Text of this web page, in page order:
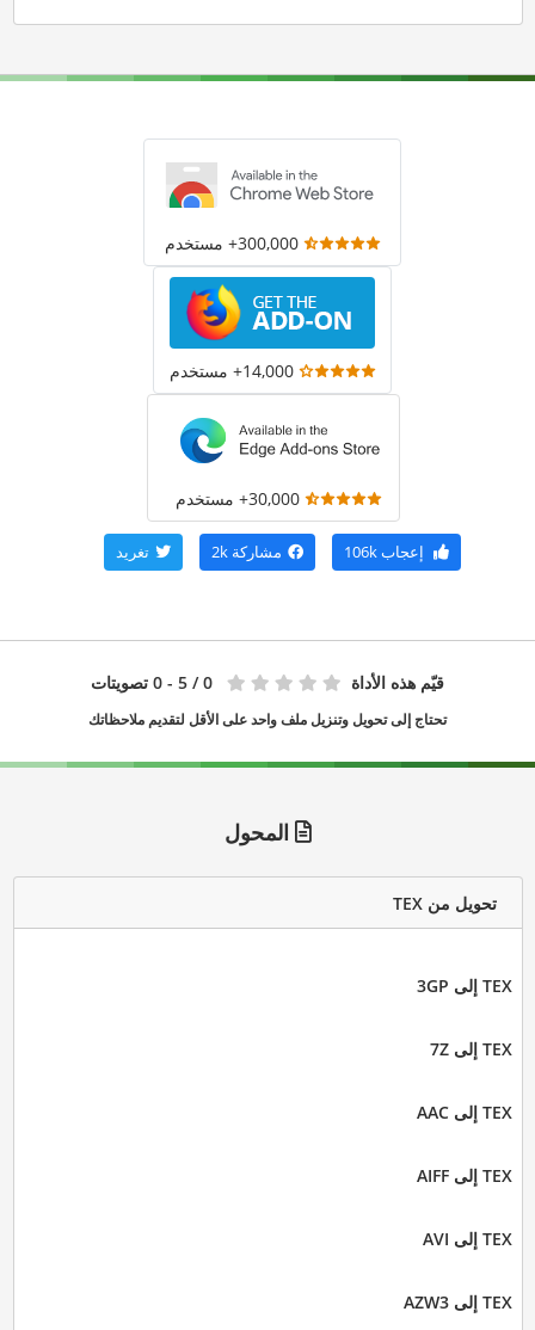
300,000+ مستخدم
14,000+ مستخدم
30,000+ مستخدم
إعجاب106k مشاركة 2k تغريد
قيّم هذه الأداة 0 / 5 - 0 تصويتات
تحتاج إلى تحويل وتنزيل ملف واحد على الأقل لتقديم ملاحظاتك
المحول
تحويل من TEX
TEX إلى 3GP
TEX إلى 7Z
TEX إلى AAC
TEX إلى AIFF
TEX إلى AVI
TEX إلى AZW3